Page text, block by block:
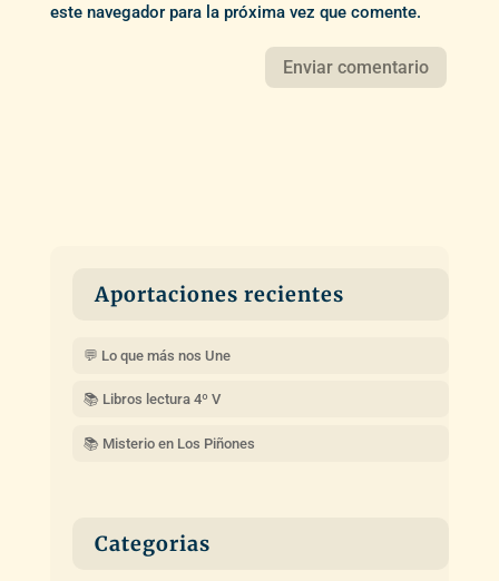
este navegador para la próxima vez que comente.
Aportaciones recientes
💬 Lo que más nos Une
📚 Libros lectura 4º V
📚 Misterio en Los Piñones
Categorias